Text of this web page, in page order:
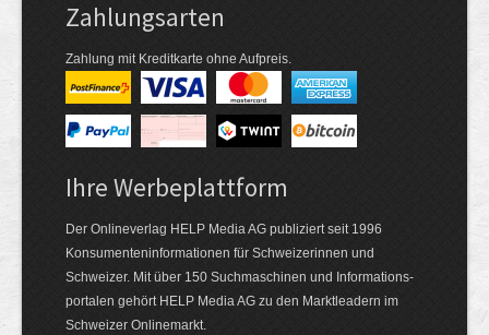
Zahlungsarten
Zahlung mit Kreditkarte ohne Aufpreis.
Ihre Werbeplattform
Der Onlineverlag HELP Media AG publiziert seit 1996
Konsumenten­informationen für Schweizerinnen und
Schweizer. Mit über 150 Suchmaschinen und Informations­
portalen gehört HELP Media AG zu den Markt­leadern im
Schweizer Onlinemarkt.